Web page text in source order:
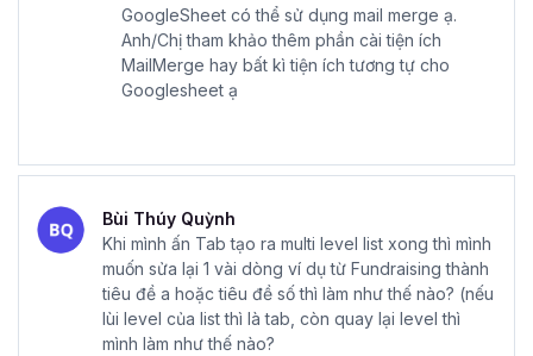
GoogleSheet có thể sử dụng mail merge ạ.
Anh/Chị tham khảo thêm phần cài tiện ích
MailMerge hay bất kì tiện ích tương tự cho
Googlesheet ạ
Bùi Thúy Quỳnh
Khi mình ấn Tab tạo ra multi level list xong thì mình
muốn sửa lại 1 vài dòng ví dụ từ Fundraising thành
tiêu đề a hoặc tiêu đề số thì làm như thế nào? (nếu
lùi level của list thì là tab, còn quay lại level thì
mình làm như thế nào?